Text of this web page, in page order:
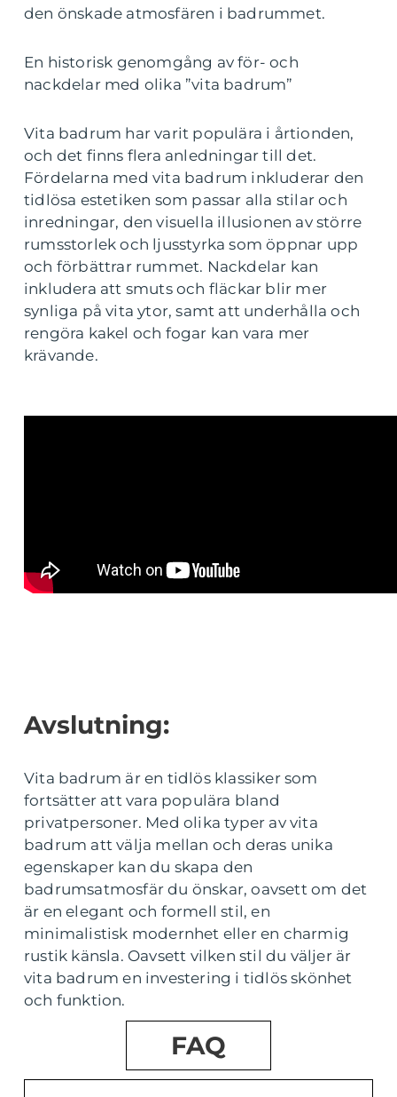
den önskade atmosfären i badrummet.
En historisk genomgång av för- och
nackdelar med olika ”vita badrum”
Vita badrum har varit populära i årtionden,
och det finns flera anledningar till det.
Fördelarna med vita badrum inkluderar den
tidlösa estetiken som passar alla stilar och
inredningar, den visuella illusionen av större
rumsstorlek och ljusstyrka som öppnar upp
och förbättrar rummet. Nackdelar kan
inkludera att smuts och fläckar blir mer
synliga på vita ytor, samt att underhålla och
rengöra kakel och fogar kan vara mer
krävande.
Avslutning:
Vita badrum är en tidlös klassiker som
fortsätter att vara populära bland
privatpersoner. Med olika typer av vita
badrum att välja mellan och deras unika
egenskaper kan du skapa den
badrumsatmosfär du önskar, oavsett om det
är en elegant och formell stil, en
minimalistisk modernhet eller en charmig
rustik känsla. Oavsett vilken stil du väljer är
vita badrum en investering i tidlös skönhet
och funktion.
FAQ